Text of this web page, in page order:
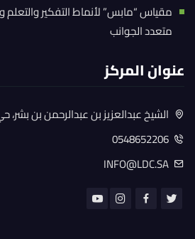
مقياس “مابس” لأنماط التفكير والتعلم
متعدد الجوانب
عنوان المركز
الشيخ عبدالعزيز بن عبدالرحمن بن بشر، حي
0548652206
INFO@LDC.SA